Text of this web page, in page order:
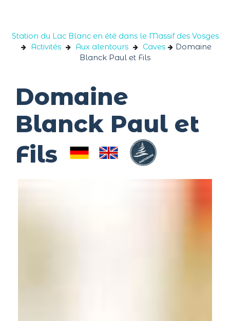
Station du Lac Blanc en été dans le Massif des Vosges
Activités
Aux alentours Caves
Domaine
Blanck Paul et Fils
Domaine
Blanck Paul et
Fils